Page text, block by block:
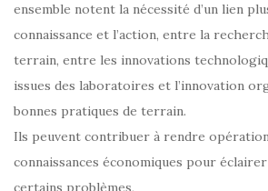
ensemble notent la nécessité d’un lien
connaissance et l’action, entre la
terrain, entre les innovations
issues des laboratoires et l’innovation
bonnes pratiques de terrain.
Ils peuvent contribuer à rendre
connaissances économiques pour